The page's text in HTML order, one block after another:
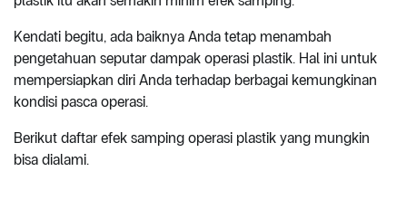
Kendati begitu, ada baiknya Anda tetap menambah
pengetahuan seputar dampak operasi plastik. Hal ini untuk
mempersiapkan diri Anda terhadap berbagai kemungkinan
kondisi pasca operasi.
Berikut daftar efek samping operasi plastik yang mungkin
bisa dialami.